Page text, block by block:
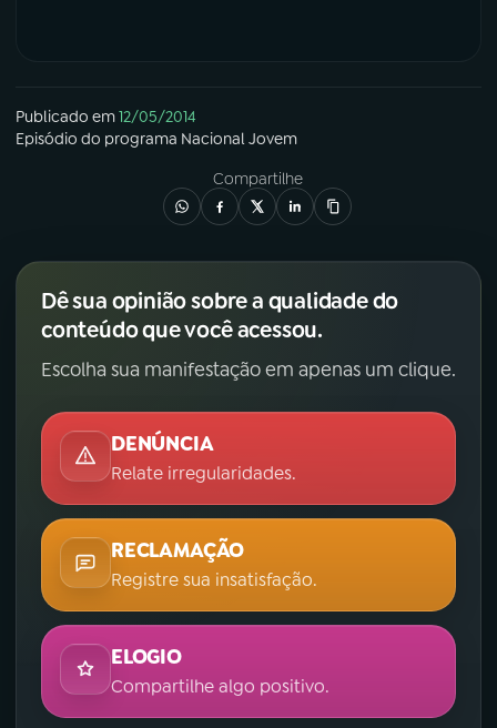
Publicado em12/05/2014
Episódio do programa Nacional Jovem
Compartilhe
Dê sua opinião sobre a qualidade do
conteúdo que você acessou.
Escolha sua manifestação em apenas um clique.
DENÚNCIA
Relate irregularidades.
RECLAMAÇÃO
Registre sua insatisfação.
ELOGIO
Compartilhe algo positivo.